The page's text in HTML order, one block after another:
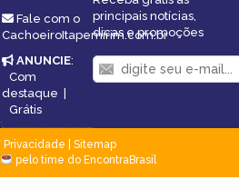
Fale com o
CachoeiroItapemirim.com.br
ANUNCIE:
Com
destaque |
Grátis
principais notícias,
dicas e promoções
Privacidade
Sitemap
pelo time do EncontraBrasil